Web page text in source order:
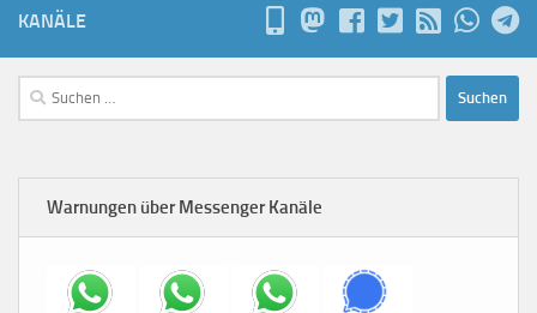
KANÄLE
Suchen
nach:
Warnungen über Messenger Kanäle